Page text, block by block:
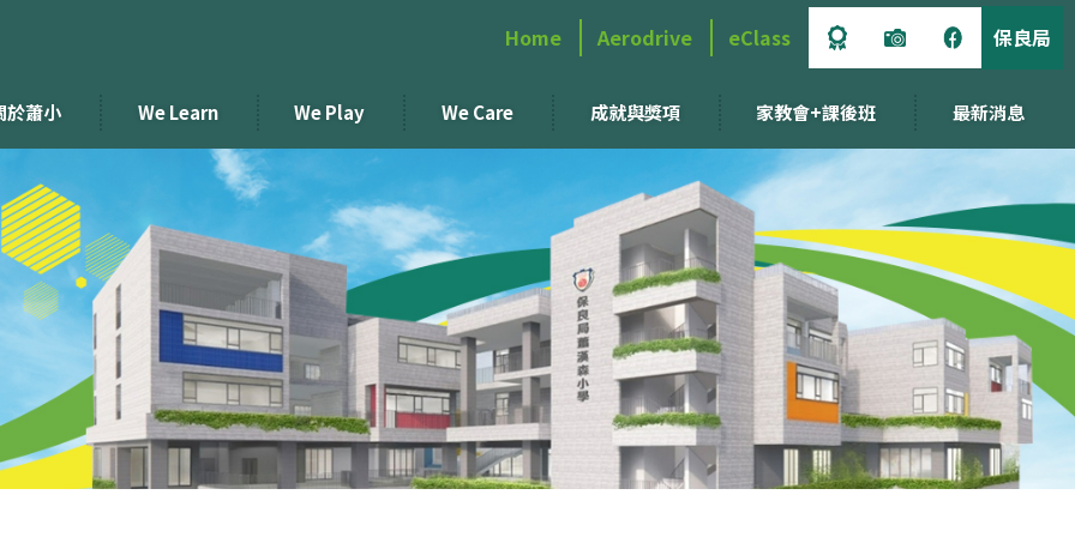
Home Aerodrive eClass 保良局
於蕭小 We Learn We Play We Care 成就與獎項 家教會+課後班 最新消息